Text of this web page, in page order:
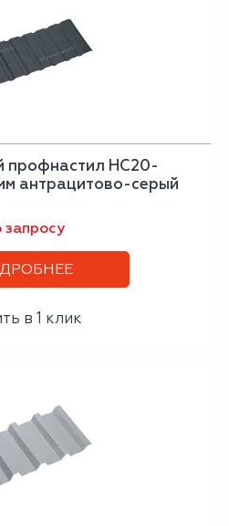
профнастил НС20-
антрацитово-серый
запросу
в 1 клик